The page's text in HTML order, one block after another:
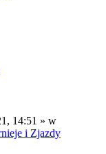
14:51 » w
i Zjazdy